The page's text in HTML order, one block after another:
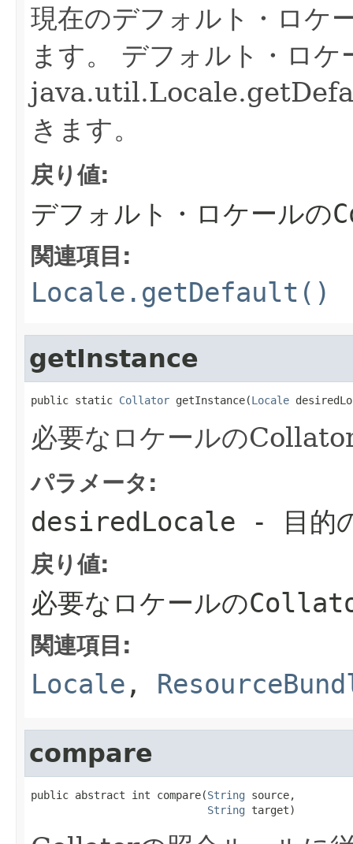
現在のデフォルト・ロケ
ます。
デフォルト・ロケ
きます。
戻り値:
デフォルト・ロケール
関連項目:
Locale.getDefault()
getInstance
public static Collator getInstance(Locale
必要なロケールの
パラメータ:
desiredLocale - 目的
戻り値:
必要なロケールの
関連項目:
Locale ,
compare
public abstract int compare(String source,
String target)